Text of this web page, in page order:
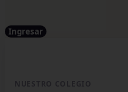
Ingresar